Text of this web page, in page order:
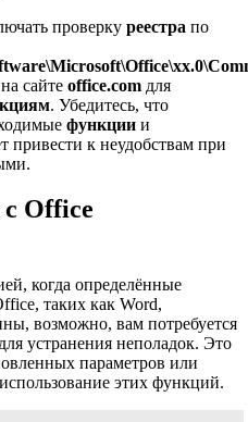
проверку реестра по
сайте office.com для
. Убедитесь, что
функции и
привести к неудобствам при
Office
когда определённые
таких как Word,
возможно, вам потребуется
устранения неполадок. Это
параметров или
этих функций.